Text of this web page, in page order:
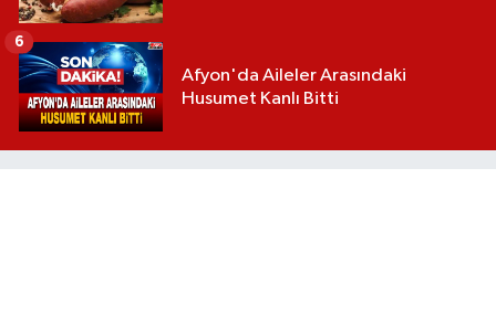
Afyon'da Aileler Arasındaki
Husumet Kanlı Bitti
6